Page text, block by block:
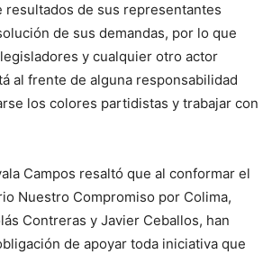
resultados de sus representantes
de sus demandas, por lo que
y cualquier otro actor
al frente de alguna responsabilidad
los colores partidistas y trabajar con
Campos resaltó que al conformar el
Nuestro Compromiso por Colima,
Contreras y Javier Ceballos, han
de apoyar toda iniciativa que